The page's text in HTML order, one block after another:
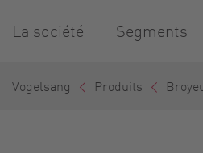
La société Segments
Vogelsang Produits